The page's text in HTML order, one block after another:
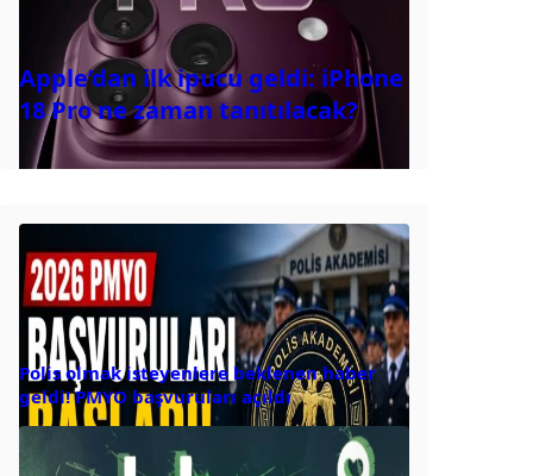
Apple’dan ilk ipucu geldi: iPhone
18 Pro ne zaman tanıtılacak?
Polis olmak isteyenlere beklenen haber
geldi! PMYO başvuruları açıldı